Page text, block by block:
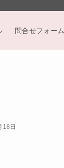
問合せフォーム
18日